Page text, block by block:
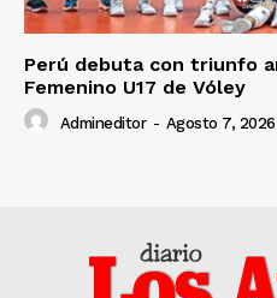
Perú debuta con triunfo
Femenino U17 de Vóley
Admineditor - Agosto 7, 2026